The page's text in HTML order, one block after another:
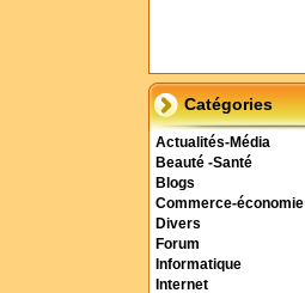
Catégories
Actualités-Média
Beauté -Santé
Blogs
Commerce-économie
Divers
Forum
Informatique
Internet